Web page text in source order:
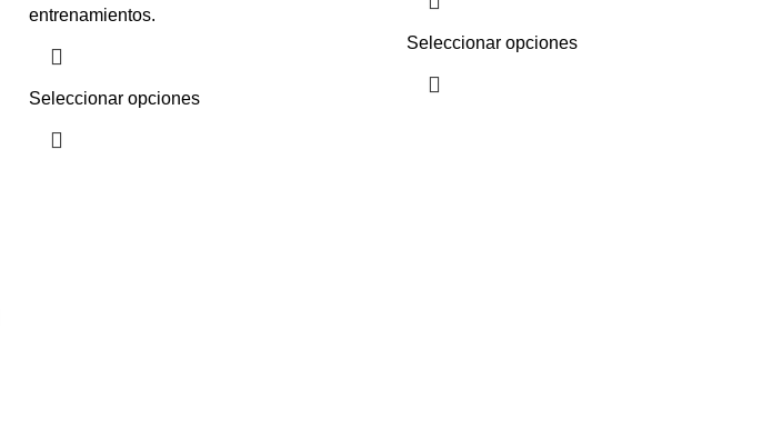
entrenamientos.
Seleccionar opciones
Seleccionar opciones